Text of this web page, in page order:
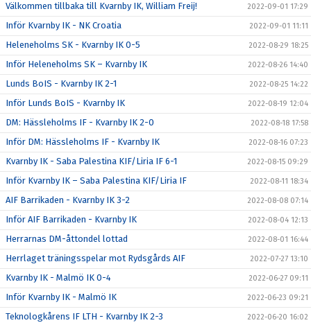
Välkommen tillbaka till Kvarnby IK, William Freij! 2022-09-01 17:29
Inför Kvarnby IK - NK Croatia 2022-09-01 11:11
Heleneholms SK - Kvarnby IK 0-5 2022-08-29 18:25
Inför Heleneholms SK – Kvarnby IK 2022-08-26 14:40
Lunds BoIS - Kvarnby IK 2-1 2022-08-25 14:22
Inför Lunds BoIS - Kvarnby IK 2022-08-19 12:04
DM: Hässleholms IF - Kvarnby IK 2-0 2022-08-18 17:58
Inför DM: Hässleholms IF - Kvarnby IK 2022-08-16 07:23
Kvarnby IK - Saba Palestina KIF/Liria IF 6-1 2022-08-15 09:29
Inför Kvarnby IK – Saba Palestina KIF/Liria IF 2022-08-11 18:34
AIF Barrikaden - Kvarnby IK 3-2 2022-08-08 07:14
Inför AIF Barrikaden - Kvarnby IK 2022-08-04 12:13
Herrarnas DM-åttondel lottad 2022-08-01 16:44
Herrlaget träningsspelar mot Rydsgårds AIF 2022-07-27 13:10
Kvarnby IK - Malmö IK 0-4 2022-06-27 09:11
Inför Kvarnby IK - Malmö IK 2022-06-23 09:21
Teknologkårens IF LTH - Kvarnby IK 2-3 2022-06-20 16:02